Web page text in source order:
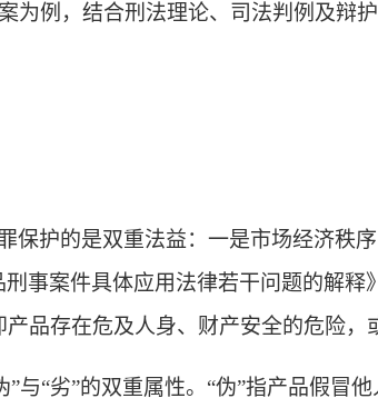
为例，结合刑法理论、司法判例及辩
保护的是双重法益：一是市场经济秩
事案件具体应用法律若干问题的解释
品存在危及人身、财产安全的危险，
”与“劣”的双重属性。“伪”指产品假冒